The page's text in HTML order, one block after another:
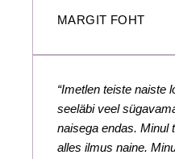
MARGIT FOHT
“Imetlen teiste naiste
seeläbi veel
naisega endas. Minul
alles ilmus naine.